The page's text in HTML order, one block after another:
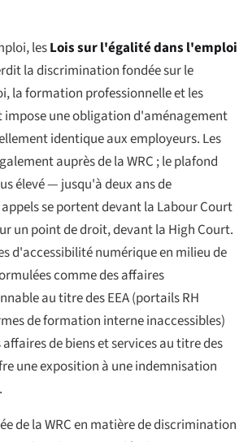
lesLois sur l'égalité dans l'emploi
la discrimination fondée sur le
la formation professionnelle et les
impose une obligation d'aménagement
identique aux employeurs. Les
auprès de la WRC ; le plafond
élevé — jusqu'à deux ans de
se portent devant la Labour Court
un point de droit, devant la High Court.
d'accessibilité numérique en milieu de
comme des affaires
au titre des EEA (portails RH
de formation interne inaccessibles)
de biens et services au titre des
une exposition à une indemnisation
de la WRC en matière de discrimination